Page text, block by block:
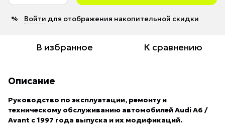
% Войти для отображения накопительной скидки
В избранное К сравнению
Описание
Руководство по эксплуатации, ремонту и
техническому обслуживанию автомобилей Audi A6 /
Avant с 1997 года выпуска и их модификаций.